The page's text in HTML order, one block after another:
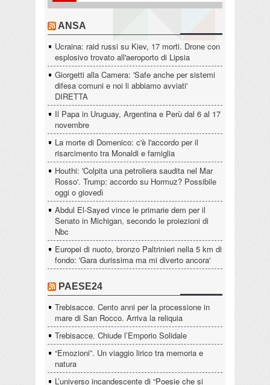
ANSA
Ucraina: raid russi su Kiev, 17 morti. Drone con
esplosivo trovato all'aeroporto di Lipsia
Giorgetti alla Camera: 'Safe anche per sistemi
difesa comuni e noi li abbiamo avviati'
DIRETTA
Il Papa in Uruguay, Argentina e Perù dal 6 al 17
novembre
La morte di Domenico: c'è l'accordo per il
risarcimento tra Monaldi e famiglia
Houthi: 'Colpita una petroliera saudita nel Mar
Rosso'. Trump: accordo su Hormuz? Possibile
oggi o giovedì
Abdul El-Sayed vince le primarie dem per il
Senato in Michigan, secondo le proiezioni di
Nbc
Europei di nuoto, bronzo Paltrinieri nella 5 km di
fondo: 'Gara durissima ma mi diverto ancora'
PAESE24
Trebisacce. Cento anni per la processione in
mare di San Rocco. Arriva la reliquia
Trebisacce. Chiude l’Emporio Solidale
“Emozioni”. Un viaggio lirico tra memoria e
natura
L’universo incandescente di “Poesie che si